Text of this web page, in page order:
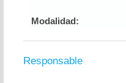
Modalidad:
Responsable